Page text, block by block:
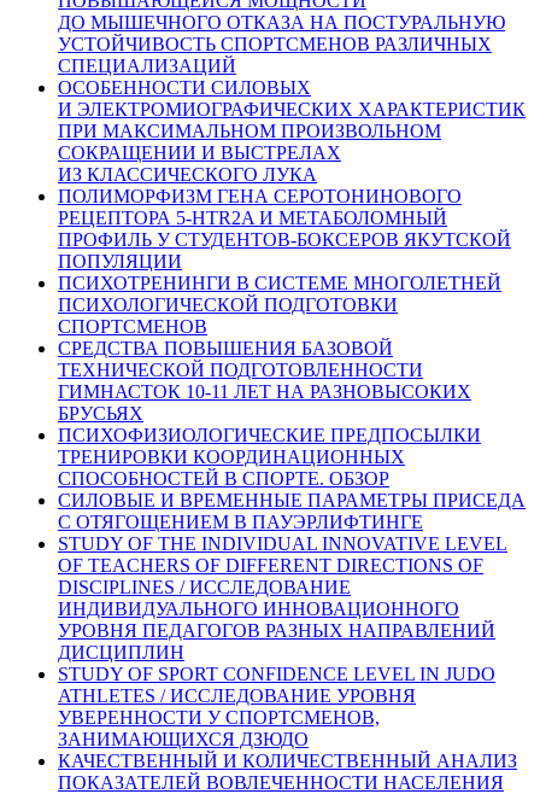
ДО МЫШЕЧНОГО ОТКАЗА НА ПОСТУРАЛЬНУЮ
УСТОЙЧИВОСТЬ СПОРТСМЕНОВ РАЗЛИЧНЫХ
СПЕЦИАЛИЗАЦИЙ
ОСОБЕННОСТИ СИЛОВЫХ
И ЭЛЕКТРОМИОГРАФИЧЕСКИХ ХАРАКТЕРИСТИК
ПРИ МАКСИМАЛЬНОМ ПРОИЗВОЛЬНОМ
СОКРАЩЕНИИ И ВЫСТРЕЛАХ
ИЗ КЛАССИЧЕСКОГО ЛУКА
ПОЛИМОРФИЗМ ГЕНА СЕРОТОНИНОВОГО
РЕЦЕПТОРА 5-HTR2A И МЕТАБОЛОМНЫЙ
ПРОФИЛЬ У СТУДЕНТОВ-БОКСЕРОВ ЯКУТСКОЙ
ПОПУЛЯЦИИ
ПСИХОТРЕНИНГИ В СИСТЕМЕ МНОГОЛЕТНЕЙ
ПСИХОЛОГИЧЕСКОЙ ПОДГОТОВКИ
СПОРТСМЕНОВ
СРЕДСТВА ПОВЫШЕНИЯ БАЗОВОЙ
ТЕХНИЧЕСКОЙ ПОДГОТОВЛЕННОСТИ
ГИМНАСТОК 10-11 ЛЕТ НА РАЗНОВЫСОКИХ
БРУСЬЯХ
ПСИХОФИЗИОЛОГИЧЕСКИЕ ПРЕДПОСЫЛКИ
ТРЕНИРОВКИ КООРДИНАЦИОННЫХ
СПОСОБНОСТЕЙ В СПОРТЕ. ОБЗОР
СИЛОВЫЕ И ВРЕМЕННЫЕ ПАРАМЕТРЫ ПРИСЕДА
С ОТЯГОЩЕНИЕМ В ПАУЭРЛИФТИНГЕ
STUDY OF THE INDIVIDUAL INNOVATIVE LEVEL
OF TEACHERS OF DIFFERENT DIRECTIONS OF
DISCIPLINES / ИССЛЕДОВАНИЕ
ИНДИВИДУАЛЬНОГО ИННОВАЦИОННОГО
УРОВНЯ ПЕДАГОГОВ РАЗНЫХ НАПРАВЛЕНИЙ
ДИСЦИПЛИН
STUDY OF SPORT CONFIDENCE LEVEL IN JUDO
ATHLETES / ИССЛЕДОВАНИЕ УРОВНЯ
УВЕРЕННОСТИ У СПОРТСМЕНОВ,
ЗАНИМАЮЩИХСЯ ДЗЮДО
КАЧЕСТВЕННЫЙ И КОЛИЧЕСТВЕННЫЙ АНАЛИЗ
ПОКАЗАТЕЛЕЙ ВОВЛЕЧЕННОСТИ НАСЕЛЕНИЯ